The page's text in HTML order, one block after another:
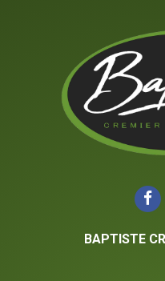
BAPTISTE